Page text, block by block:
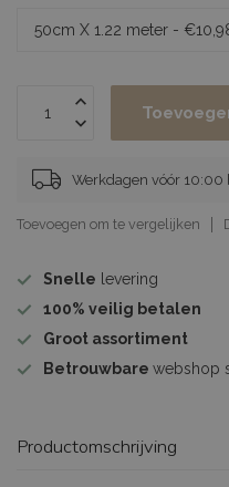
Werkdagen vóór 10:00
Toevoegen om te vergelijken
Snelle levering
100% veilig betalen
Groot assortiment
Betrouwbare webshop
Productomschrijving